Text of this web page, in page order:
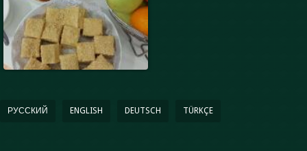
РУССКИЙ ENGLISH DEUTSCH TÜRKÇE